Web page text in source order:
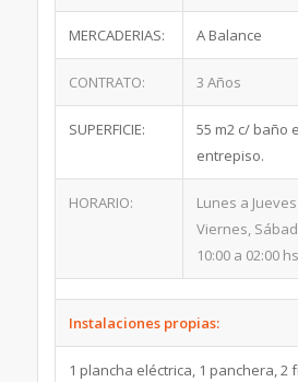
MERCADERIAS: A Balance
CONTRATO: 3 Años
SUPERFICIE:
55 m2 c/ baño
entrepiso.
HORARIO:
Lunes a
Viernes,
10:00 a 02:00
Instalaciones propias:
1 plancha eléctrica, 1 panchera, 2